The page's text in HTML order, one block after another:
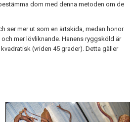
dom med denna metoden om de
ser mer ut som en ärtskida, medan honor
mer lövliknande. Hanens ryggsköld är
(vriden 45 grader). Detta gäller